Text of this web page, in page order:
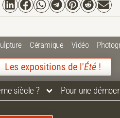
Céramique Vidéo
Les expositions de l'Été !
siècle ? Pour une